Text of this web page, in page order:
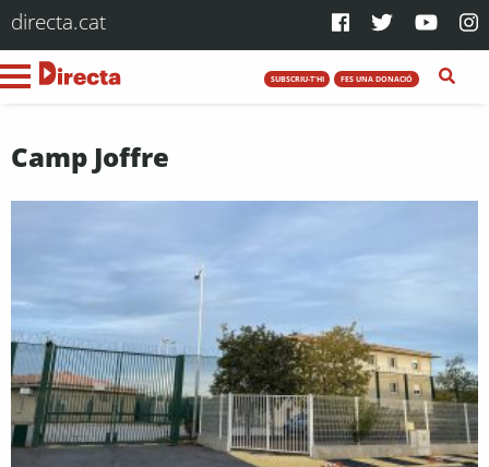
directa.cat
SUBSCRIU-T'HI FES UNA DONACIÓ
Camp Joffre